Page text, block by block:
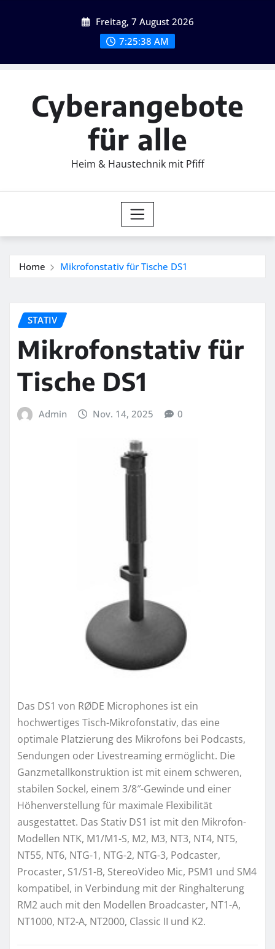
Freitag, 7 August 2026
7:25:39 AM
Cyberangebote
für alle
Heim & Haustechnik mit Pfiff
Home Mikrofonstativ für Tische DS1
STATIV
Mikrofonstativ für
Tische DS1
Admin Nov. 14, 2025 0
Das DS1 von RØDE Microphones ist ein
hochwertiges Tisch-Mikrofonstativ, das eine
optimale Platzierung des Mikrofons bei Podcasts,
Sendungen oder Livestreaming ermöglicht. Die
Ganzmetallkonstruktion ist mit einem schweren,
stabilen Sockel, einem 3/8″-Gewinde und einer
Höhenverstellung für maximale Flexibilität
ausgestattet. Das Stativ DS1 ist mit den Mikrofon-
Modellen NTK, M1/M1-S, M2, M3, NT3, NT4, NT5,
NT55, NT6, NTG-1, NTG-2, NTG-3, Podcaster,
Procaster, S1/S1-B, StereoVideo Mic, PSM1 und SM4
kompatibel, in Verbindung mit der Ringhalterung
RM2 auch mit den Modellen Broadcaster, NT1-A,
NT1000, NT2-A, NT2000, Classic II und K2.